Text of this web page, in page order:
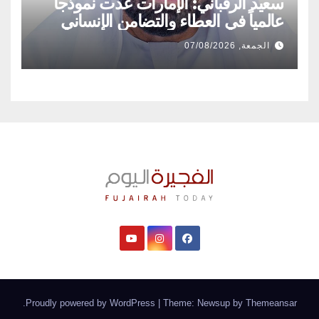
عالمياً في العطاء والتضامن الإنساني
الجمعة, 07/08/2026
Proudly powered by WordPress Theme: Newsup by Themeansar